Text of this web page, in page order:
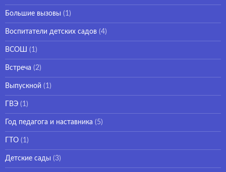
Большие вызовы (1)
Воспитатели детских садов (4)
ВСОШ (1)
Встреча (2)
Выпускной (1)
ГВЭ (1)
Год педагога и наставника (5)
ГТО (1)
Детские сады (3)